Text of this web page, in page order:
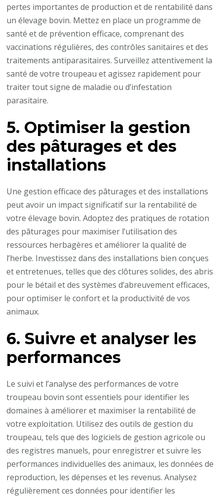
pertes importantes de production et de rentabilité dans
un élevage bovin. Mettez en place un programme de
santé et de prévention efficace, comprenant des
vaccinations régulières, des contrôles sanitaires et des
traitements antiparasitaires. Surveillez attentivement la
santé de votre troupeau et agissez rapidement pour
traiter tout signe de maladie ou d’infestation
parasitaire.
5. Optimiser la gestion
des pâturages et des
installations
Une gestion efficace des pâturages et des installations
peut avoir un impact significatif sur la rentabilité de
votre élevage bovin. Adoptez des pratiques de rotation
des pâturages pour maximiser l’utilisation des
ressources herbagères et améliorer la qualité de
l’herbe. Investissez dans des installations bien conçues
et entretenues, telles que des clôtures solides, des abris
pour le bétail et des systèmes d’abreuvement efficaces,
pour optimiser le confort et la productivité de vos
animaux.
6. Suivre et analyser les
performances
Le suivi et l’analyse des performances de votre
troupeau bovin sont essentiels pour identifier les
domaines à améliorer et maximiser la rentabilité de
votre exploitation. Utilisez des outils de gestion du
troupeau, tels que des logiciels de gestion agricole ou
des registres manuels, pour enregistrer et suivre les
performances individuelles des animaux, les données de
reproduction, les dépenses et les revenus. Analysez
régulièrement ces données pour identifier les